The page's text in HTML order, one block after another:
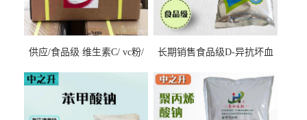
供应/食品级 维生素C/ vc粉/
长期销售食品级D-异抗坏血